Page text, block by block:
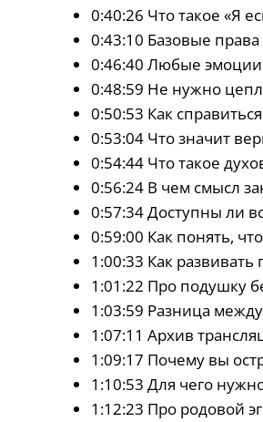
0:40:26 Что такое «Я
0:43:10 Базовые права
0:46:40 Любые
0:48:59 Не нужно
0:50:53 Как
0:53:04 Что значит
0:54:44 Что такое
0:56:24 В чем смысл
0:57:34 Доступны ли
0:59:00 Как понять,
1:00:33 Как
1:01:22 Про подушку
1:03:59 Разница
1:07:11 Архив
1:09:17 Почему вы
1:10:53 Для чего
1:12:23 Про родовой